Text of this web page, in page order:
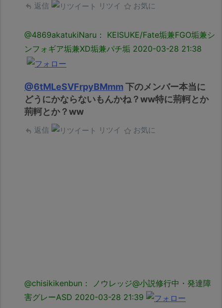
返信 リツイ お気に
@4869akatukiNaru： KEISUKE/Fate垢兼FGO垢兼シ
ンフォギア垢兼XD垢兼パチ垢 2020-03-28 21:38
@6tMLeSVFrpyBMmm下のメンバー本当に
どうにかならないもんかね？ww特に荊軻とか
荊軻とか？ww
返信 リツイ お気に
@chisikikenbun： ノウレッジ@小説修行中・発達障
害グレーASD 2020-03-28 21:39